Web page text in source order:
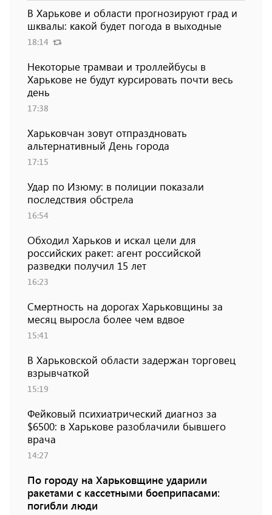
В Харькове и области прогнозируют град и
шквалы: какой будет погода в выходные
18:14
Некоторые трамваи и троллейбусы в
Харькове не будут курсировать почти весь
день
17:38
Харьковчан зовут отпраздновать
альтернативный День города
17:15
Удар по Изюму: в полиции показали
последствия обстрела
16:54
Обходил Харьков и искал цели для
российских ракет: агент российской
разведки получил 15 лет
16:23
Смертность на дорогах Харьковщины за
месяц выросла более чем вдвое
15:41
В Харьковской области задержан торговец
взрывчаткой
15:19
Фейковый психиатрический диагноз за
$6500: в Харькове разоблачили бывшего
врача
14:27
По городу на Харьковщине ударили
ракетами с кассетными боеприпасами:
погибли люди